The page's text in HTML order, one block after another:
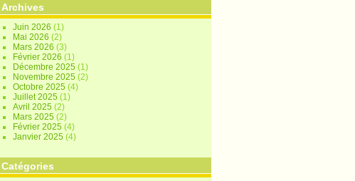
Archives
Juin 2026 (1)
Mai 2026 (2)
Mars 2026 (3)
Février 2026 (1)
Décembre 2025 (1)
Novembre 2025 (2)
Octobre 2025 (4)
Juillet 2025 (1)
Avril 2025 (2)
Mars 2025 (2)
Février 2025 (4)
Janvier 2025 (4)
Catégories